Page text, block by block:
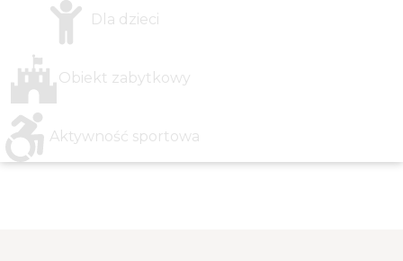
Dla dzieci
Obiekt zabytkowy
Aktywność sportowa